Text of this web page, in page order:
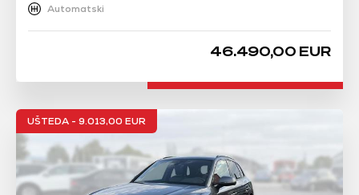
Automatski
46.490,00 EUR
UŠTEDA - 9.013,00 EUR